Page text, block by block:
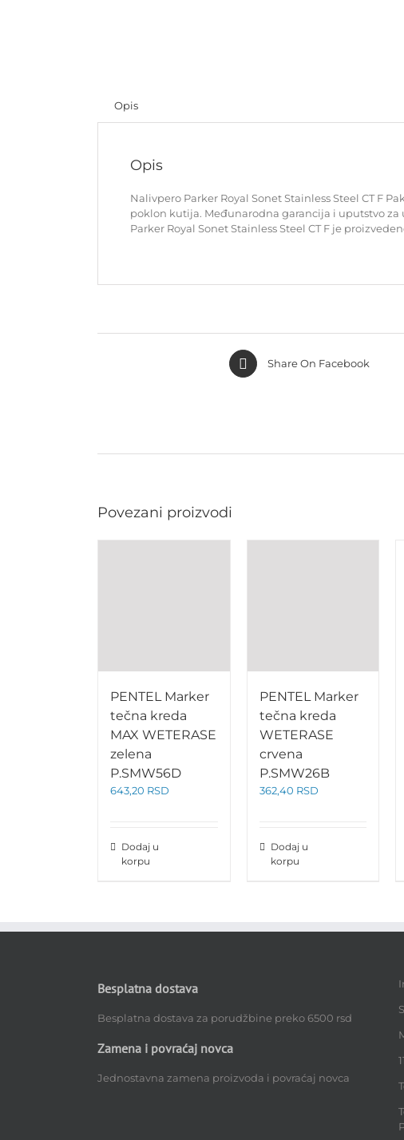
Opis
Opis
Nalivpero Parker Royal Sonet Stainless Steel CT F
poklon kutija. Međunarodna garancija i uputstvo za
Parker Royal Sonet Stainless Steel CT F je
Share On Facebook
Povezani proizvodi
PENTEL Marker
tečna kreda
MAX WETERASE
zelena
P.SMW56D
643,20 RSD
Dodaj u
korpu
PENTEL Marker
tečna kreda
WETERASE
crvena
P.SMW26B
362,40 RSD
Dodaj u
korpu
Besplatna dostava
Besplatna dostava za porudžbine preko 6500 rsd
Zamena i povraćaj novca
Jednostavna zamena proizvoda i povraćaj novca